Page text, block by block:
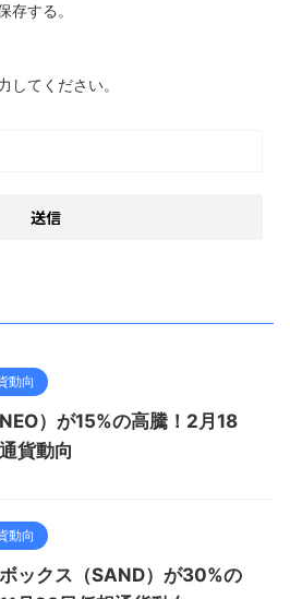
存する。
してください。
動向
）が15%の高騰！2月18
貨動向
動向
ックス（SAND）が30%の